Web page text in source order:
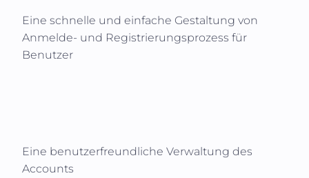
Eine schnelle und einfache Gestaltung von
Anmelde- und Registrierungsprozess für
Benutzer
Eine benutzerfreundliche Verwaltung des
Accounts